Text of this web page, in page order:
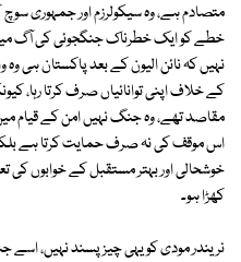
متصادم ہے، وہ سیکولرزم اور جمہوری
خطے کو ایک خطرناک جنگجوئی کی آگ میں
نہیں کہ نائن الیون کے بعد پاکستان ہی
کے خلاف اپنی توانائیاں صرف کرتا رہا،
مقاصد تھے، وہ جنگ نہیں امن کے قیام
اس موقف کی نہ صرف حمایت کرتا ہے بلکہ
خوشحالی اور بہتر مستقبل کے خوابوں کی
کھڑا ہو۔
نریندر مودی کو یہی چیز پسند نہیں، اسے